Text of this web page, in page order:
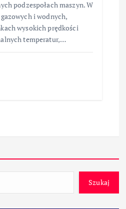
podzespołach maszyn. W
i wodnych,
wysokich prędkości
temperatur,…
Szukaj